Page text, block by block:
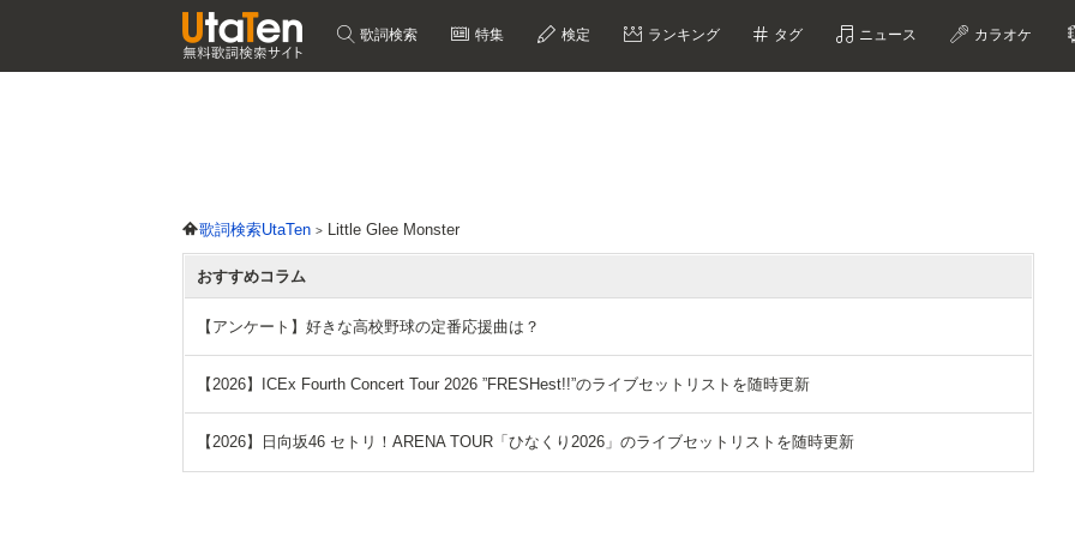
歌詞検索 特集 検定 ランキング タグ ニュース カラオケ
歌詞検索UtaTen Little Glee Monster
おすすめコラム
【アンケート】好きな高校野球の定番応援曲は？
【2026】ICEx Fourth Concert Tour 2026 ”FRESHest!!”のライブセットリストを随時更新
【2026】日向坂46 セトリ！ARENA TOUR「ひなくり2026」のライブセットリストを随時更新